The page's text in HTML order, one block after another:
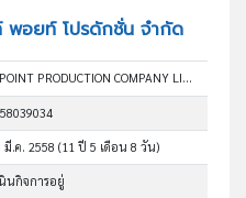
พอยท์ โปรดักชั่น จำกัด
BEST POINT PRODUCTION COMPANY LIMITED
มี.ค. 2558(11 ปี 5 เดือน 8 วัน)
นกิจการอยู่